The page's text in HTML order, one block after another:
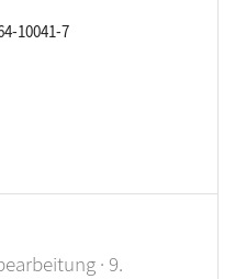
10041-7
· 9.